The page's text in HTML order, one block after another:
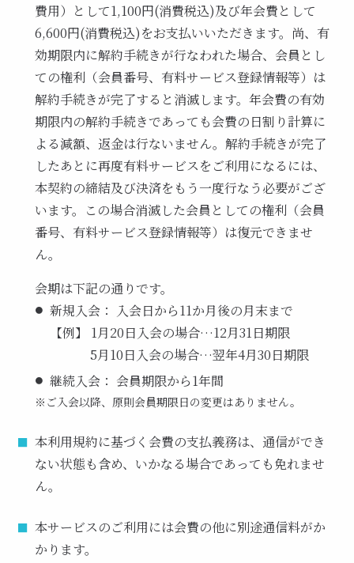
費用）として1,100円(消費税込)及び年会費として
6,600円(消費税込)をお支払いいただきます。尚、有
効期限内に解約手続きが行なわれた場合、会員とし
ての権利（会員番号、有料サービス登録情報等）は
解約手続きが完了すると消滅します。年会費の有効
期限内の解約手続きであっても会費の日割り計算に
よる減額、返金は行ないません。解約手続きが完了
したあとに再度有料サービスをご利用になるには、
本契約の締結及び決済をもう一度行なう必要がござ
います。この場合消滅した会員としての権利（会員
番号、有料サービス登録情報等）は復元できませ
ん。
会期は下記の通りです。
新規入会：
入会日から11か月後の月末まで
【例】
1月20日入会の場合…12月31日期限
5月10日入会の場合…翌年4月30日期限
継続入会： 会員期限から1年間
※ご入会以降、原則会員期限日の変更はありません。
本利用規約に基づく会費の支払義務は、通信ができ
ない状態も含め、いかなる場合であっても免れませ
ん。
本サービスのご利用には会費の他に別途通信料がか
かります。